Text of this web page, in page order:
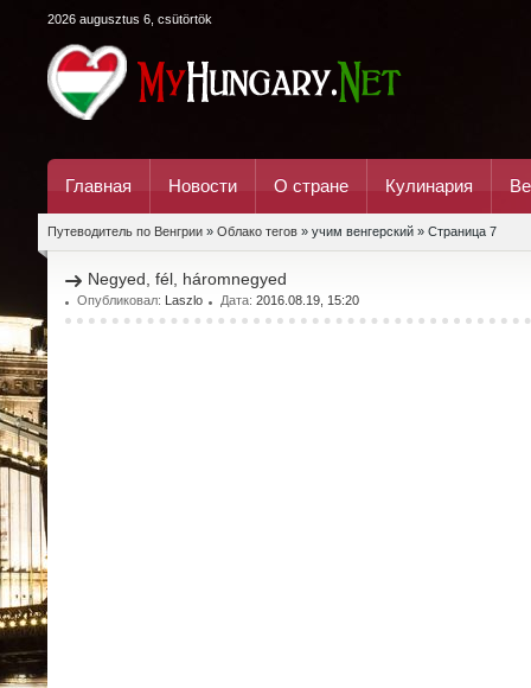
2026 augusztus 6, csütörtök
Главная Новости О стране Кулинария
Путеводитель по Венгрии » Облако тегов » учим венгерский » Страница 7
Negyed, fél, háromnegyed
Опубликовал: Laszlo Дата: 2016.08.19, 15:20